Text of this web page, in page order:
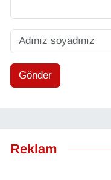
Gönder
Reklam